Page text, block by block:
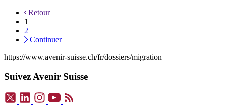
Retour
1
2
Continuer
https://www.avenir-suisse.ch/fr/dossiers/migration
Suivez Avenir Suisse